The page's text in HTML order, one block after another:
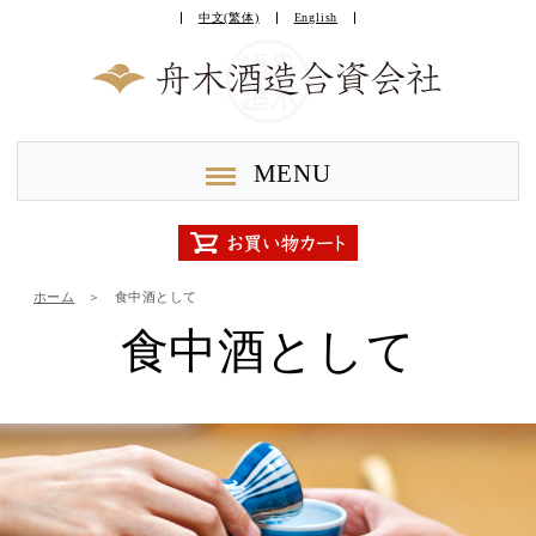
中文(繁体) English
MENU
ホーム ＞ 食中酒として
食中酒として